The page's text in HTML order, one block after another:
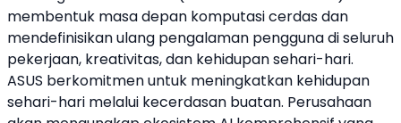
membentuk masa depan komputasi cerdas dan
mendefinisikan ulang pengalaman pengguna di seluruh
pekerjaan, kreativitas, dan kehidupan sehari-hari.
ASUS berkomitmen untuk meningkatkan kehidupan
sehari-hari melalui kecerdasan buatan. Perusahaan